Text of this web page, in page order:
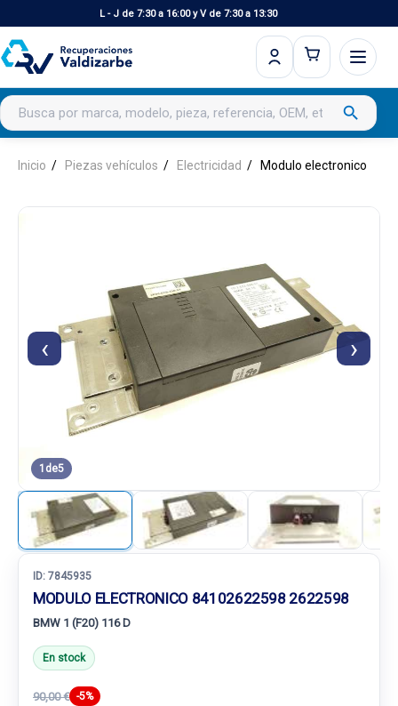
L - J de 7:30 a 16:00 y V de 7:30 a 13:30
Buscar productos search
Inicio Piezas vehículos Electricidad Modulo electronico
‹ ›
1 de5
ID: 7845935
MODULO ELECTRONICO 84102622598 2622598
BMW 1 (F20) 116 D
En stock
90,00 € -5%